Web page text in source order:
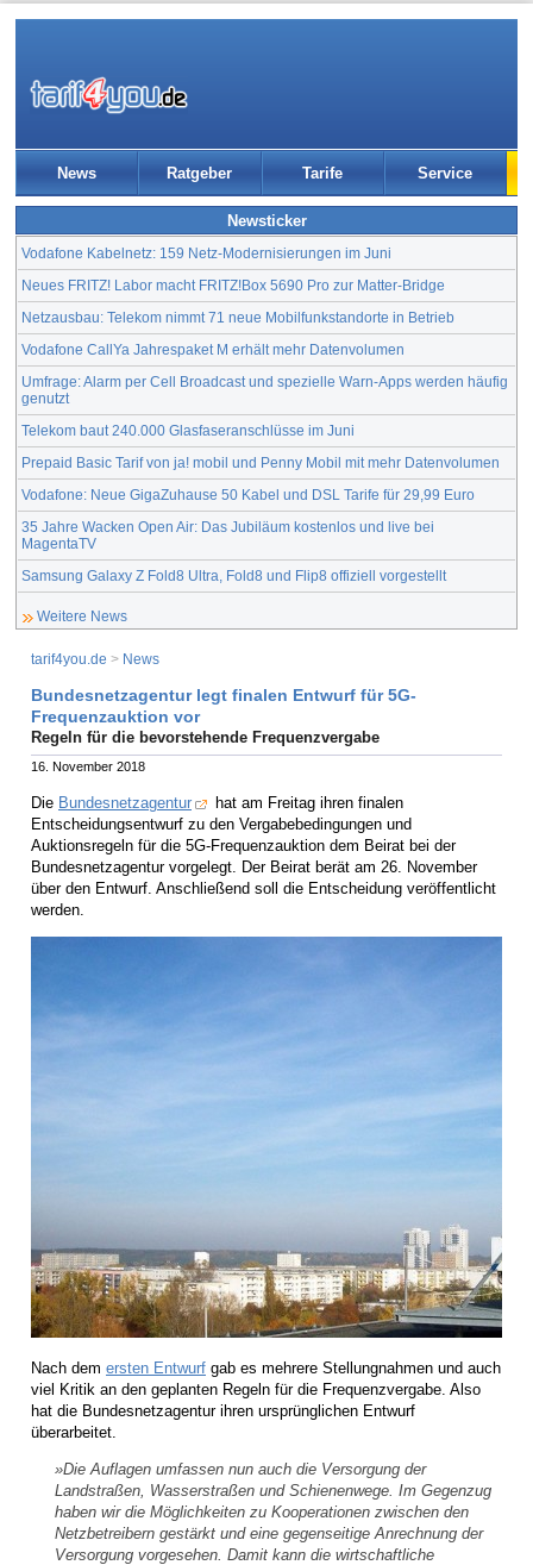
News Ratgeber Tarife Service
Newsticker
Vodafone Kabelnetz: 159 Netz-Modernisierungen im Juni
Neues FRITZ! Labor macht FRITZ!Box 5690 Pro zur Matter-Bridge
Netzausbau: Telekom nimmt 71 neue Mobilfunkstandorte in Betrieb
Vodafone CallYa Jahrespaket M erhält mehr Datenvolumen
Umfrage: Alarm per Cell Broadcast und spezielle Warn-Apps werden häufig
genutzt
Telekom baut 240.000 Glasfaseranschlüsse im Juni
Prepaid Basic Tarif von ja! mobil und Penny Mobil mit mehr Datenvolumen
Vodafone: Neue GigaZuhause 50 Kabel und DSL Tarife für 29,99 Euro
35 Jahre Wacken Open Air: Das Jubiläum kostenlos und live bei
MagentaTV
Samsung Galaxy Z Fold8 Ultra, Fold8 und Flip8 offiziell vorgestellt
Weitere News
tarif4you.de > News
Bundesnetzagentur legt finalen Entwurf für 5G-
Frequenzauktion vor
Regeln für die bevorstehende Frequenzvergabe
16. November 2018
Die Bundesnetzagentur
hat am Freitag ihren finalen
Entscheidungsentwurf zu den Vergabebedingungen und
Auktionsregeln für die 5G-Frequenzauktion dem Beirat bei der
Bundesnetzagentur vorgelegt. Der Beirat berät am 26. November
über den Entwurf. Anschließend soll die Entscheidung veröffentlicht
werden.
Nach dem ersten Entwurf gab es mehrere Stellungnahmen und auch
viel Kritik an den geplanten Regeln für die Frequenzvergabe. Also
hat die Bundesnetzagentur ihren ursprünglichen Entwurf
überarbeitet.
»Die Auflagen umfassen nun auch die Versorgung der
Landstraßen, Wasserstraßen und Schienenwege. Im Gegenzug
haben wir die Möglichkeiten zu Kooperationen zwischen den
Netzbetreibern gestärkt und eine gegenseitige Anrechnung der
Versorgung vorgesehen. Damit kann die wirtschaftliche